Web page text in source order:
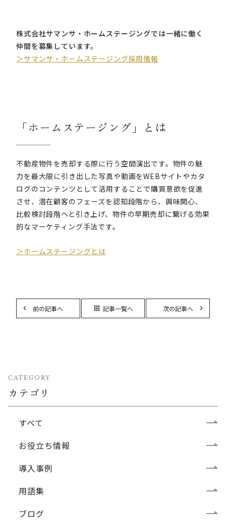
株式会社サマンサ・ホームステージングでは一緒に働く
仲間を募集しています。
＞サマンサ・ホームステージング採用情報
「ホームステージング」とは
不動産物件を売却する際に行う空間演出です。物件の魅
力を最大限に引き出した写真や動画をWEBサイトやカタ
ログのコンテンツとして活用することで購買意欲を促進
させ、潜在顧客のフェーズを認知段階から、興味関心、
比較検討段階へと引き上げ、物件の早期売却に繋げる効果
的なマーケティング手法です。
＞ホームステージングとは
前の記事へ apps 記事一覧へ 次の記事へ
CATEGORY
カテゴリ
すべて
お役立ち情報
導入事例
用語集
ブログ